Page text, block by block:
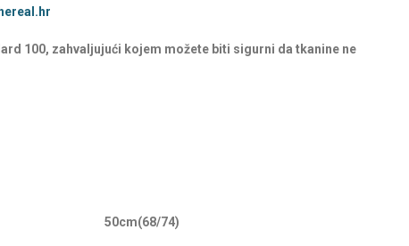
100, zahvaljujući kojem možete biti sigurni da tkanine ne
50cm(68/74)